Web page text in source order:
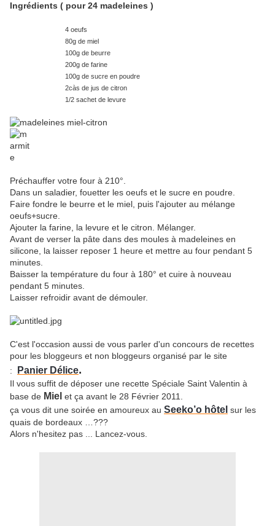
Ingrédients ( pour 24 madeleines )
4 oeufs
80g de miel
100g de beurre
200g de farine
100g de sucre en poudre
2càs de jus de citron
1/2 sachet de levure
Préchauffer votre four à 210°.
Dans un saladier, fouetter les oeufs et le sucre en poudre.
Faire fondre le beurre et le miel, puis l'ajouter au mélange
oeufs+sucre.
Ajouter la farine, la levure et le citron. Mélanger.
Avant de verser la pâte dans des moules à madeleines en
silicone, la laisser reposer 1 heure et mettre au four pendant 5
minutes.
Baisser la température du four à 180° et cuire à nouveau
pendant 5 minutes.
Laisser refroidir avant de démouler.
C'est l'occasion aussi de vous parler d'un concours de recettes
pour les bloggeurs et non bloggeurs organisé par le site
:
Panier Délice.
Il vous suffit de déposer une recette Spéciale Saint Valentin à
base de Miel et ça avant le 28 Février 2011.
ça vous dit une soirée en amoureux au Seeko’o hôtel sur les
quais de bordeaux …???
Alors n'hesitez pas ... Lancez-vous.